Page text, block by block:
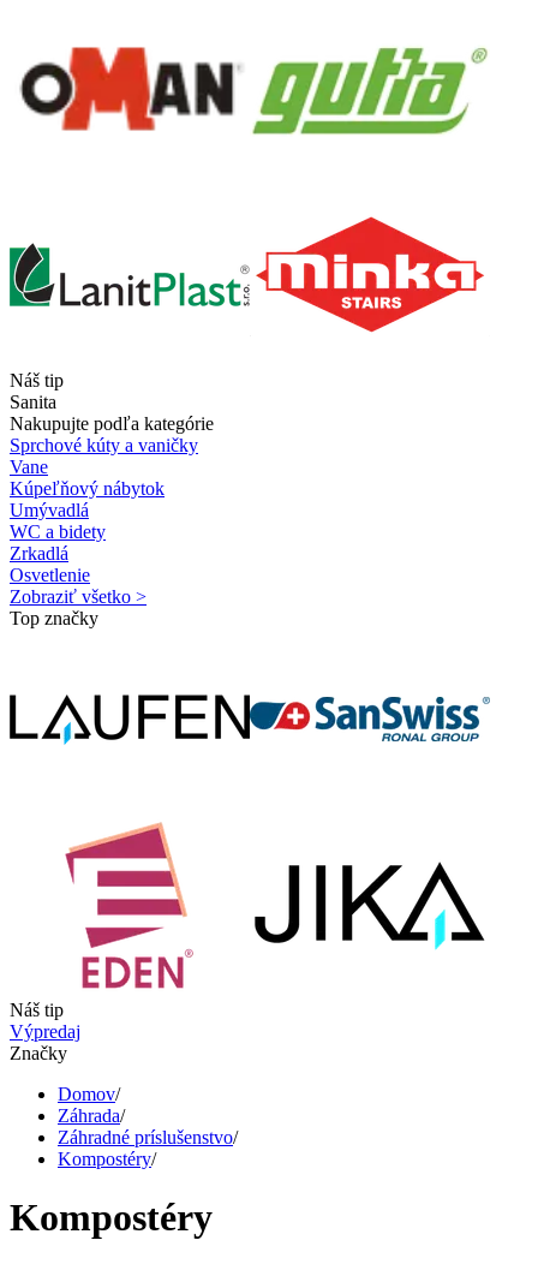
Náš tip
Sanita
Nakupujte podľa kategórie
Sprchové kúty a vaničky
Vane
Kúpeľňový nábytok
Umývadlá
WC a bidety
Zrkadlá
Osvetlenie
Zobraziť všetko >
Top značky
Náš tip
Výpredaj
Značky
Domov/
Záhrada/
Záhradné príslušenstvo/
Kompostéry/
Kompostéry